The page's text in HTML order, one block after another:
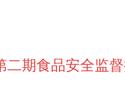
二期食品安全监